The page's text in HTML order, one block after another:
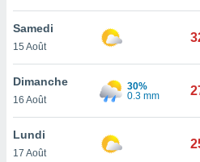
votre
Samedi
15 Août
Dimanche
16 Août
30%
0.3 mm
Lundi
17 Août